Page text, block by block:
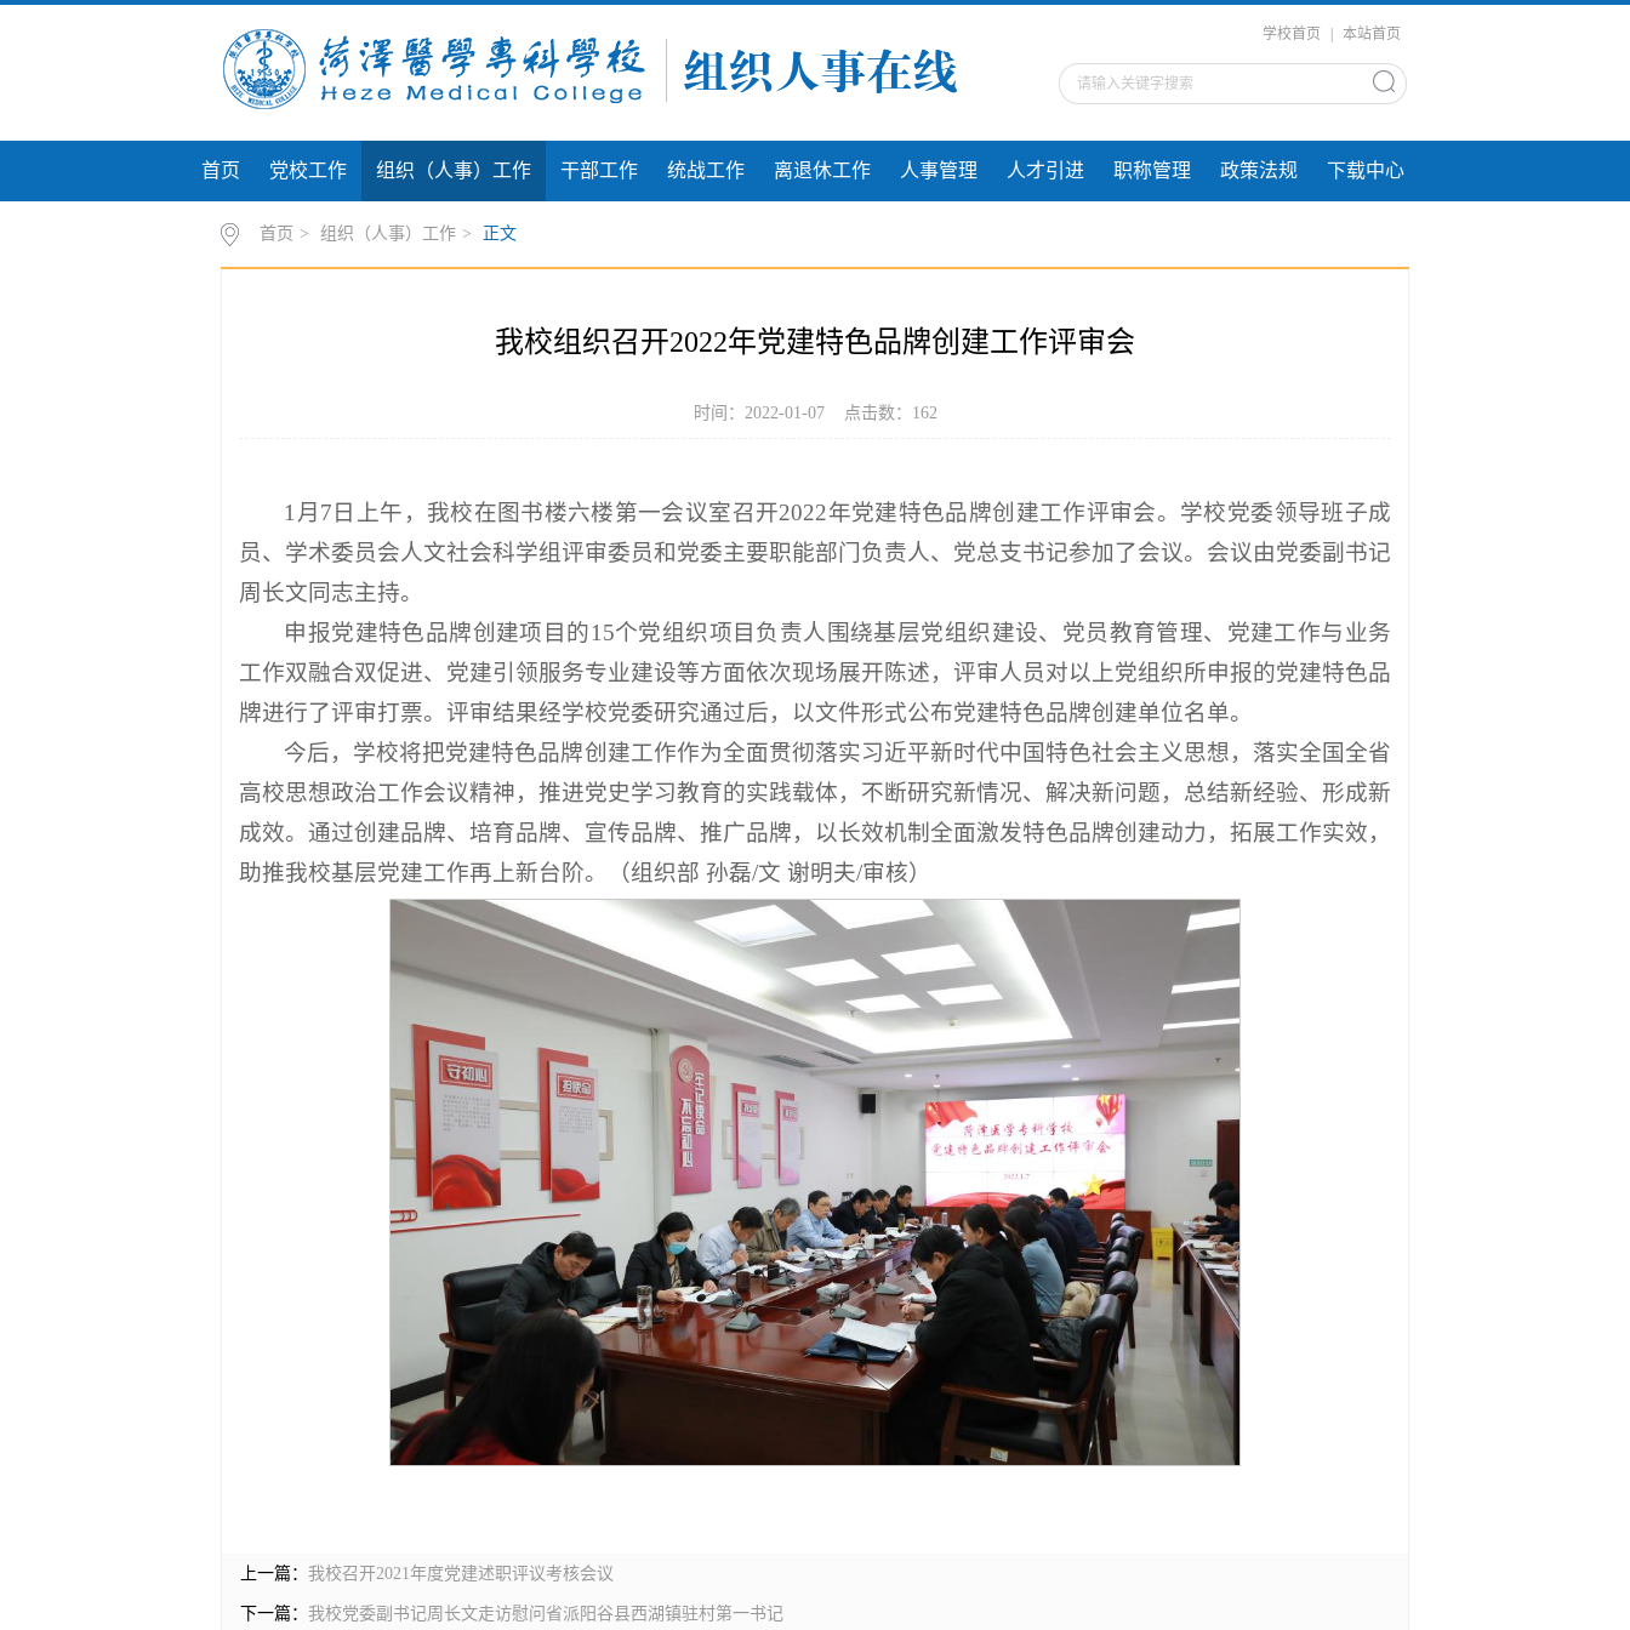
学校首页 本站首页
首页 党校工作 组织（人事）工作 干部工作 统战工作 离退休工作 人事管理 人才引进 职称管理 政策法规 下载中心
首页 > 组织（人事）工作 > 正文
我校组织召开2022年党建特色品牌创建工作评审会
时间：2022-01-07 点击数： 162
1月7日上午，我校在图书楼六楼第一会议室召开2022年党建特色品牌创建工作评审会。学校党委领导班子成
员、学术委员会人文社会科学组评审委员和党委主要职能部门负责人、党总支书记参加了会议。会议由党委副书记
周长文同志主持。
申报党建特色品牌创建项目的15个党组织项目负责人围绕基层党组织建设、党员教育管理、党建工作与业务
工作双融合双促进、党建引领服务专业建设等方面依次现场展开陈述，评审人员对以上党组织所申报的党建特色品
牌进行了评审打票。评审结果经学校党委研究通过后，以文件形式公布党建特色品牌创建单位名单。
今后，学校将把党建特色品牌创建工作作为全面贯彻落实习近平新时代中国特色社会主义思想，落实全国全省
高校思想政治工作会议精神，推进党史学习教育的实践载体，不断研究新情况、解决新问题，总结新经验、形成新
成效。通过创建品牌、培育品牌、宣传品牌、推广品牌，以长效机制全面激发特色品牌创建动力，拓展工作实效，
助推我校基层党建工作再上新台阶。（组织部 孙磊/文 谢明夫/审核）
上一篇： 我校召开2021年度党建述职评议考核会议
下一篇： 我校党委副书记周长文走访慰问省派阳谷县西湖镇驻村第一书记